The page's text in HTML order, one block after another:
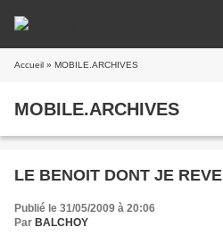
Accueil » MOBILE.ARCHIVES
MOBILE.ARCHIVES
LE BENOIT DONT JE REVE
Publié le 31/05/2009 à 20:06
Par BALCHOY